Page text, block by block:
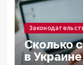
Сколько
в